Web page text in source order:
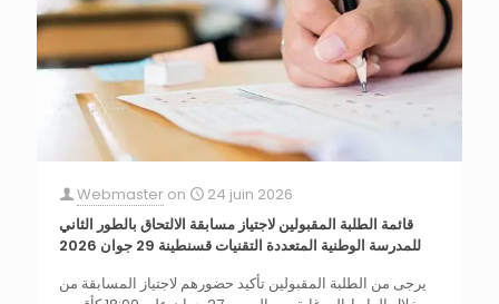
Webmaster on
24 juin 2026
قائمة الطلبة المقبولين لاجتياز مسابقة الالتحاق بالطور الثاني
للمدرسة الوطنية المتعددة التقنيات قسنطينة 29 جوان 2026
يرجى من الطلبة المقبولين تأكيد حضورهم لاجتياز المسابقة من